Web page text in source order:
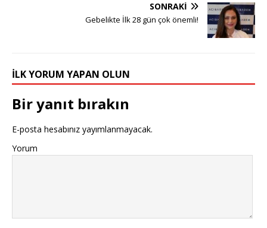
SONRAKI
Gebelikte İlk 28 gün çok önemli!
İLK YORUM YAPAN OLUN
Bir yanıt bırakın
E-posta hesabınız yayımlanmayacak.
Yorum